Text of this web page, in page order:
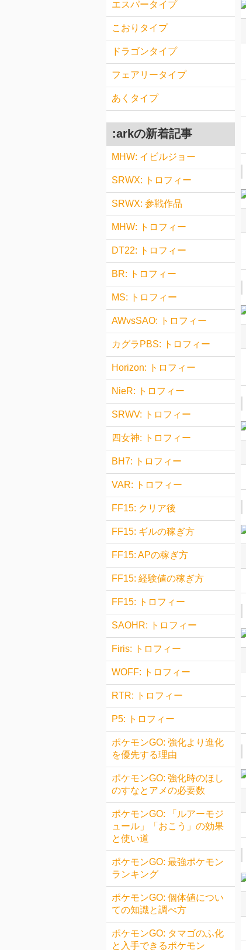
エスパータイプ
こおりタイプ
ドラゴンタイプ
フェアリータイプ
あくタイプ
:arkの新着記事
MHW: イビルジョー
SRWX: トロフィー
SRWX: 参戦作品
MHW: トロフィー
DT22: トロフィー
BR: トロフィー
MS: トロフィー
AWvsSAO: トロフィー
カグラPBS: トロフィー
Horizon: トロフィー
NieR: トロフィー
SRWV: トロフィー
四女神: トロフィー
BH7: トロフィー
VAR: トロフィー
FF15: クリア後
FF15: ギルの稼ぎ方
FF15: APの稼ぎ方
FF15: 経験値の稼ぎ方
FF15: トロフィー
SAOHR: トロフィー
Firis: トロフィー
WOFF: トロフィー
RTR: トロフィー
P5: トロフィー
ポケモンGO: 強化より進化
を優先する理由
ポケモンGO: 強化時のほし
のすなとアメの必要数
ポケモンGO: 「ルアーモジ
ュール」「おこう」の効果
と使い道
ポケモンGO: 最強ポケモン
ランキング
ポケモンGO: 個体値につい
ての知識と調べ方
ポケモンGO: タマゴのふ化
と入手できるポケモン